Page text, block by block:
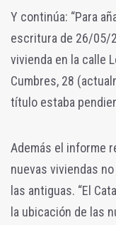
Y continúa: “Para
escritura de 26/05/
vivienda en la calle
Cumbres, 28
título estaba
Además el informe
nuevas viviendas
las antiguas. “El
la ubicación de las